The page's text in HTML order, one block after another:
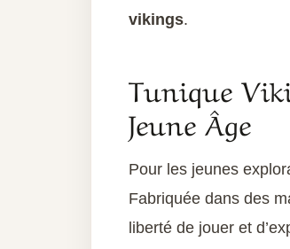
vikings.
Tunique
Jeune Âge
Pour les jeunes
Fabriquée dans des
liberté de jouer et